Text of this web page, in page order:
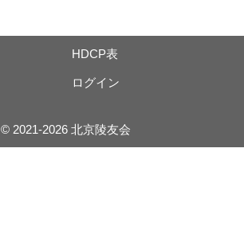
HDCP表
ログイン
© 2021-2026 北京陵友会